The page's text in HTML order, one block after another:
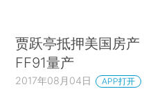
贾跃亭抵押美国房产
FF91量产
2017年08月04日 APP打开